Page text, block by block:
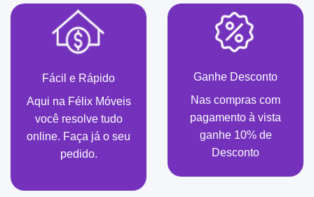
Fácil e Rápido
Aqui na Félix Móveis
você resolve tudo
online. Faça já o seu
pedido.
Ganhe Desconto
Nas compras com
pagamento à vista
ganhe 10% de
Desconto